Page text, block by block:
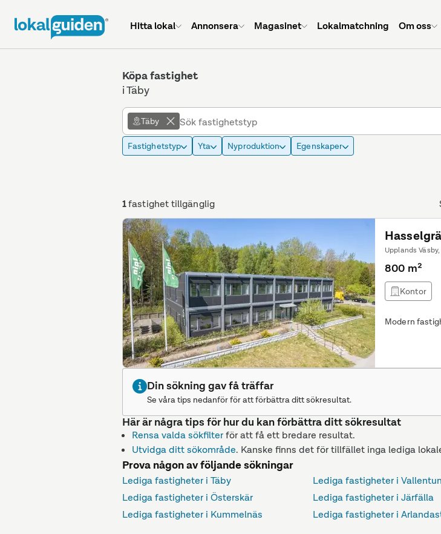
Hitta lokal Annonsera Magasinet Lokalmatchning Om oss
Köpa fastighet
i Täby
Täby
Fastighetstyp Yta Nyproduktion Egenskaper
1fastighet tillgänglig
Upplands
800 m²
Kontor
Modern
Din sökning gav få träffar
Se våra tips nedanför för att förbättra ditt sökresultat.
Här är några tips för hur du kan förbättra ditt sökresultat
Rensa valda sökfilterför att få ett bredare resultat.
Utvidga ditt sökområde. Kanske finns det för tillfället inga lediga
Prova någon av följande sökningar
Lediga fastigheter i Täby Lediga fastigheter i
Lediga fastigheter i Österskär
Lediga fastigheter i Järfälla
Lediga fastigheter i Kummelnäs
Lediga fastigheter i